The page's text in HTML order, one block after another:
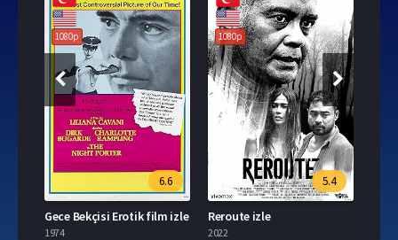
1080p
6.6
Gece Bekçisi Erotik film izle
1974
1080p
5.4
Reroute izle
2022